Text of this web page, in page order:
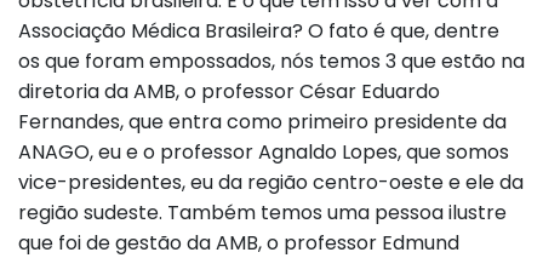
Associação Médica Brasileira? O fato é que, dentre
os que foram empossados, nós temos 3 que estão na
diretoria da AMB, o professor César Eduardo
Fernandes, que entra como primeiro presidente da
ANAGO, eu e o professor Agnaldo Lopes, que somos
vice-presidentes, eu da região centro-oeste e ele da
região sudeste. Também temos uma pessoa ilustre
que foi de gestão da AMB, o professor Edmund